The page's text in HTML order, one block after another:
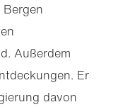
Außerdem
Er
davon